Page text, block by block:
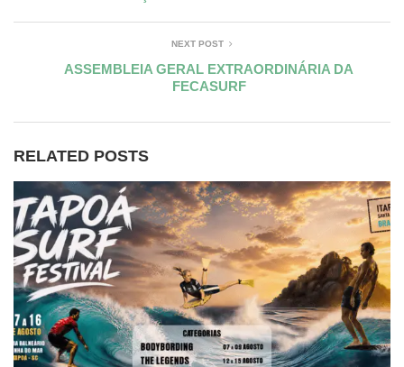
NEXT POST
ASSEMBLEIA GERAL EXTRAORDINÁRIA DA
FECASURF
RELATED POSTS